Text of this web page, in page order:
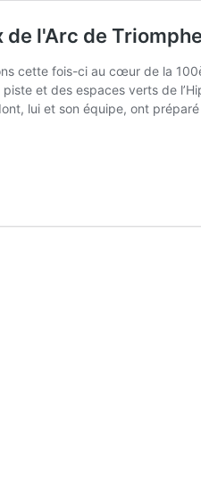
de l'Arc de
cette fois-ci au cœur de la
et des espaces verts de
lui et son équipe, ont préparé